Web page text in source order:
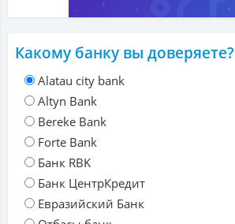
Какому банку вы доверяете?
Alatau city bank
Altyn Bank
Bereke Bank
Forte Bank
Банк RBK
Банк ЦентрКредит
Евразийский Банк